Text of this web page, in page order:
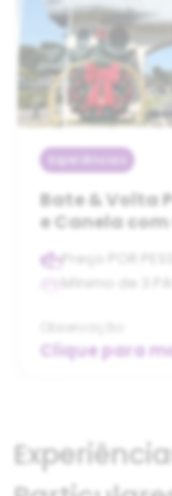
Experiências
Bate & Volta
e Canela
Preço POR
Mínimo de 3
Clique para